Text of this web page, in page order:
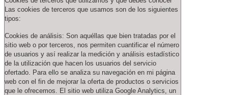
Las cookies de terceros que usamos son de los siguientes
tipos:
Cookies de análisis: Son aquéllas que bien tratadas por el
sitio web o por terceros, nos permiten cuantificar el número
de usuarios y así realizar la medición y análisis estadístico
de la utilización que hacen los usuarios del servicio
ofertado. Para ello se analiza su navegación en mi página
web con el fin de mejorar la oferta de productos o servicios
que le ofrecemos. El sitio web utiliza Google Analytics, un